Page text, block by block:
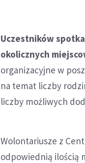
Uczestników
okolicznych
organizacyjne w
na temat liczby
liczby możliwych
Wolontariusze z
odpowiednią ilością